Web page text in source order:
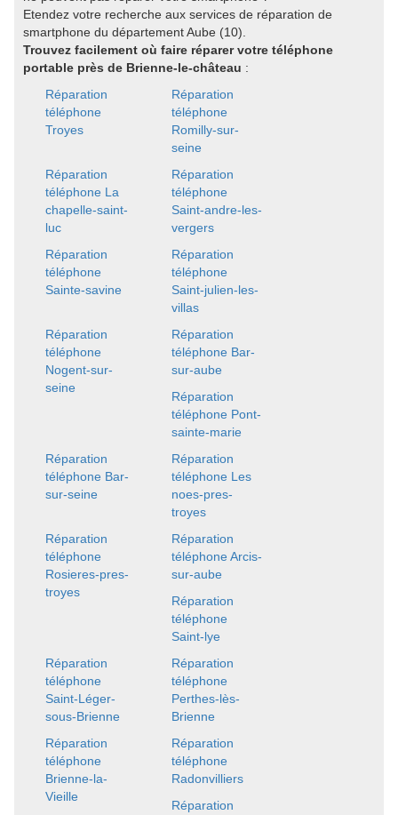
Etendez votre recherche aux services de réparation de
smartphone du département Aube (10).
Trouvez facilement où faire réparer votre téléphone
portable près de Brienne-le-château :
Réparation
téléphone
Troyes
Réparation
téléphone
Romilly-sur-
seine
Réparation
téléphone La
chapelle-saint-
luc
Réparation
téléphone
Saint-andre-les-
vergers
Réparation
téléphone
Sainte-savine
Réparation
téléphone
Saint-julien-les-
villas
Réparation
téléphone
Nogent-sur-
seine
Réparation
téléphone Bar-
sur-aube
Réparation
téléphone Pont-
sainte-marie
Réparation
téléphone Bar-
sur-seine
Réparation
téléphone Les
noes-pres-
troyes
Réparation
téléphone
Rosieres-pres-
troyes
Réparation
téléphone Arcis-
sur-aube
Réparation
téléphone
Saint-lye
Réparation
téléphone
Saint-Léger-
sous-Brienne
Réparation
téléphone
Perthes-lès-
Brienne
Réparation
téléphone
Brienne-la-
Vieille
Réparation
téléphone
Radonvilliers
Réparation